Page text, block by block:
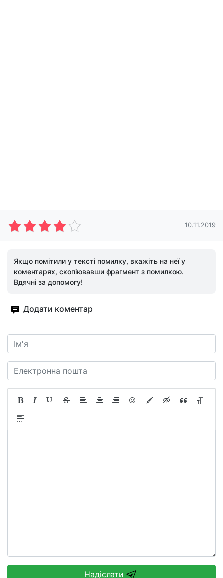
10.11.2019
Якщо помітили у тексті помилку, вкажіть на неї у
коментарях, скопіювавши фрагмент з помилкою.
Вдячні за допомогу!
Додати коментар
Надіслати